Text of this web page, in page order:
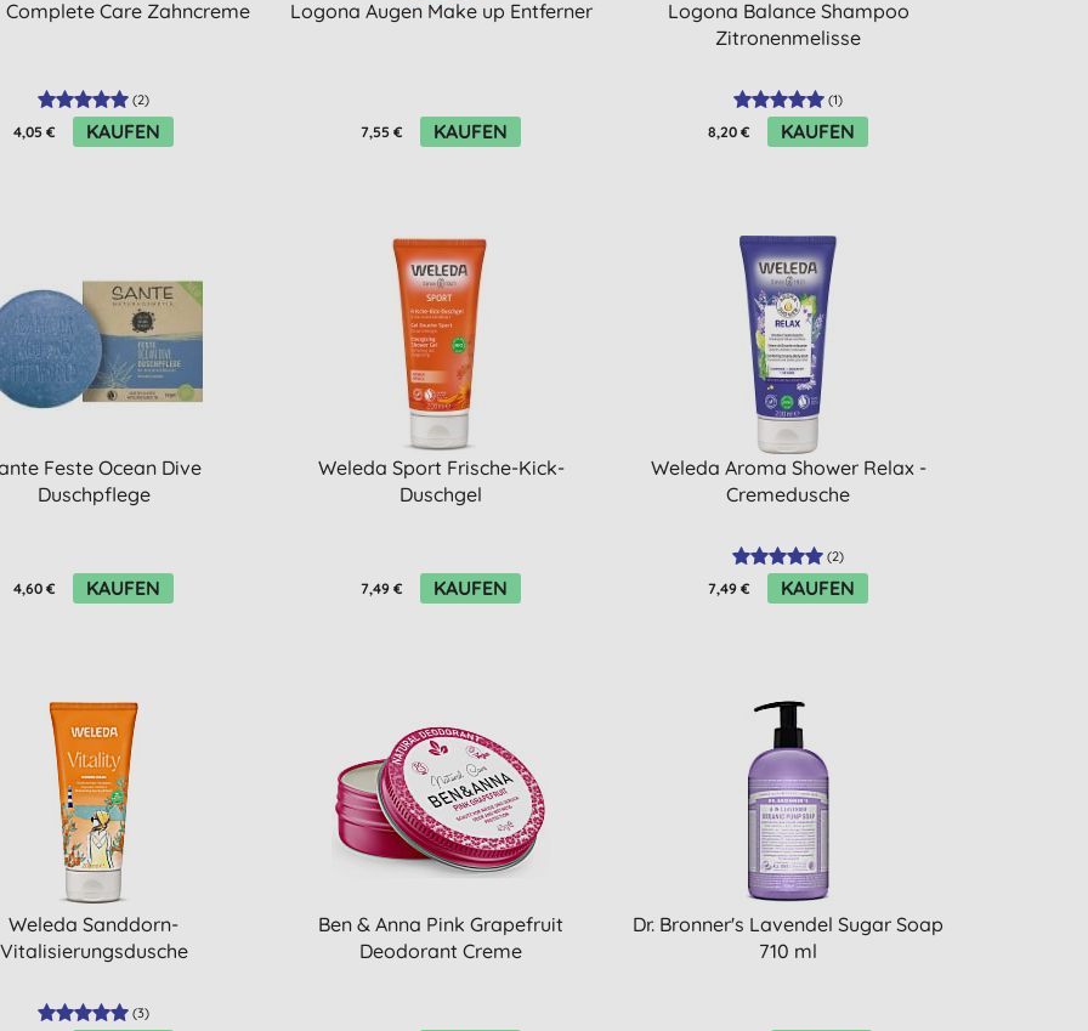
Care Zahncreme
(2)
4,05 € KAUFEN
Logona Augen Make up Entferner
7,55 € KAUFEN
Logona Balance Shampoo
Zitronenmelisse
(1)
8,20 € KAUFEN
Feste Ocean Dive
Duschpflege
4,60 € KAUFEN
Weleda Sport Frische-Kick-
Duschgel
7,49 € KAUFEN
Weleda Aroma Shower Relax -
Cremedusche
(2)
7,49 € KAUFEN
Weleda Sanddorn-
Vitalisierungsdusche
(3)
Ben & Anna Pink Grapefruit
Deodorant Creme
Dr. Bronner's Lavendel Sugar Soap
710 ml